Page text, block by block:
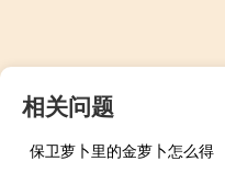
相关问题
保卫萝卜里的金萝卜怎么得